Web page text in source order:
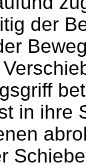
der
in ihre